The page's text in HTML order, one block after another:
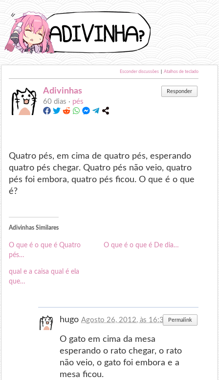
Esconder discussões Atalhos de teclado
Adivinhas Responder
60 dias · pés
Quatro pés, em cima de quatro pés, esperando
quatro pés chegar. Quatro pés não veio, quatro
pés foi embora, quatro pés ficou. O que é o que
é?
Adivinhas Similares
O que é o que é Quatro
pés…
O que é o que é De dia…
qual e a caisa qual é ela
que…
hugoAgosto 26, 2012, às 16:39 Permalink
O gato em cima da mesa
esperando o rato chegar, o rato
não veio, o gato foi embora e a
mesa ficou.